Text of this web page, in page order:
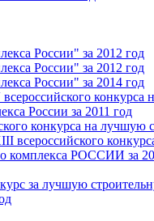
России" за 2012 год
России" за 2012 год
России" за 2014 год
России за 2011 год
конкурса на лучшую
всероссийского
комплекса РОССИИ за
за лучшую